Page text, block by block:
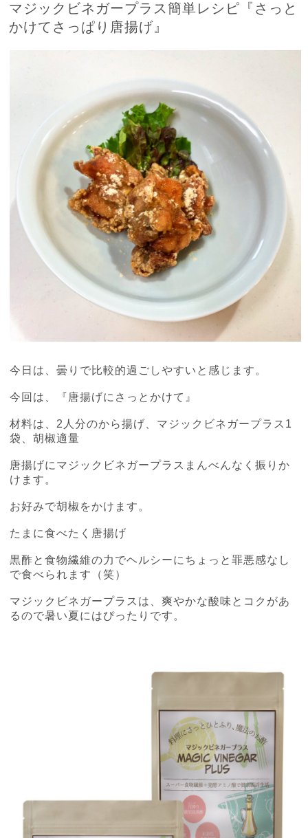
マジックビネガープラス簡単レシピ『さっと
かけてさっぱり唐揚げ』
今日は、曇りで比較的過ごしやすいと感じます。
今回は、『唐揚げにさっとかけて』
材料は、 2 人分のから揚げ、マジックビネガープラス 1
袋、胡椒適量
唐揚げにマジックビネガープラスまんべんなく振りか
けます。
お好みで胡椒をかけます。
たまに食べたく唐揚げ
黒酢と食物繊維の力でヘルシーにちょっと罪悪感なし
で食べられます（笑）
マジックビネガープラスは、爽やかな酸味とコクがあ
るので暑い夏にはぴったりです。